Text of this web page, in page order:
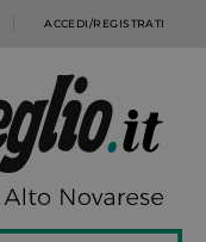
ACCEDI/REGISTRATI